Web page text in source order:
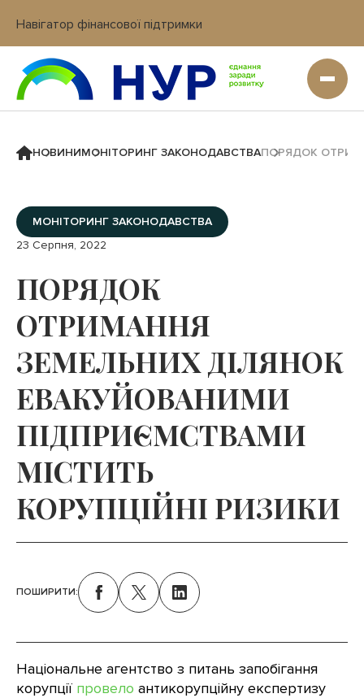
Навігатор фінансової підтримки
Вхід в кабінет IT платформи
НОВИНИМОНІТОРИНГ ЗАКОНОДАВСТВАПОРЯДОК
МОНІТОРИНГ ЗАКОНОДАВСТВА
23 Серпня, 2022
ПОРЯДОК
ОТРИМАННЯ
ЗЕМЕЛЬНИХ ДІЛЯНОК
ЕВАКУЙОВАНИМИ
ПІДПРИЄМСТВАМИ
МІСТИТЬ
КОРУПЦІЙНІ РИЗИКИ
Національне агентство з питань запобігання
корупції провело антикорупційну експертизу
ПОШИРИТИ: